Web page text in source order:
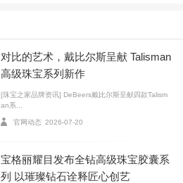
对比的艺术，戴比尔斯呈献 Talisman
高级珠宝系列新作
[珠宝之家品牌资讯] DeBeers戴比尔斯呈献四款Talism
an系...
官网动态 2026-07-20
宝格丽耀目发布全钻高级珠宝胶囊系
列 以璀璨钻石诠释匠心创艺